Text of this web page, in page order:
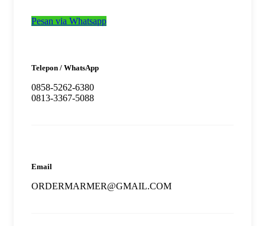
Pesan via Whatsapp
Telepon / WhatsApp
0858-5262-6380
0813-3367-5088
Email
ORDERMARMER@GMAIL.COM